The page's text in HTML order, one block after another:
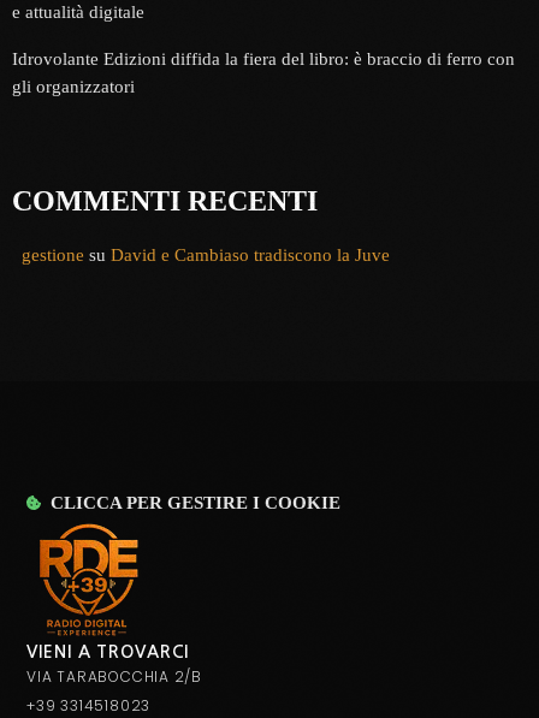
e attualità digitale
Idrovolante Edizioni diffida la fiera del libro: è braccio di ferro con
gli organizzatori
COMMENTI RECENTI
gestione su David e Cambiaso tradiscono la Juve
CLICCA PER GESTIRE I COOKIE
VIENI A TROVARCI
VIA TARABOCCHIA 2/B
+39 3314518023